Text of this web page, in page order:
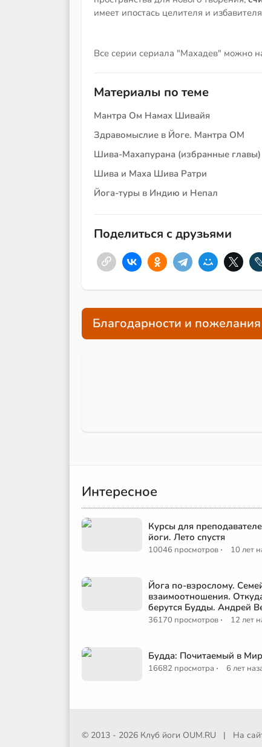
имеет ипостась целителя и
Все серии сериала "Махадев" можно
Материалы по теме
Мантра Ом Намах Шивайя
Здравомыслие в Йоге. Мантра ОМ
Шива-Махапурана (избранные главы)
Шива и Маха Шива Ратри
Йога-туры в Индию и Непал
Поделиться с друзьями
Благодарности и пожелания
Интересное
Курсы для
йоги. Лето спустя
10046 просмотров · 10 лет
Йога по-взрослому.
взаимоотношения.
берутся Будды. Андрей
36170 просмотров · 12 лет
Будда: Почитаемый в
16682 просмотра · 6 лет
© 2013 - 2026 Клуб йоги OUM.RU | На